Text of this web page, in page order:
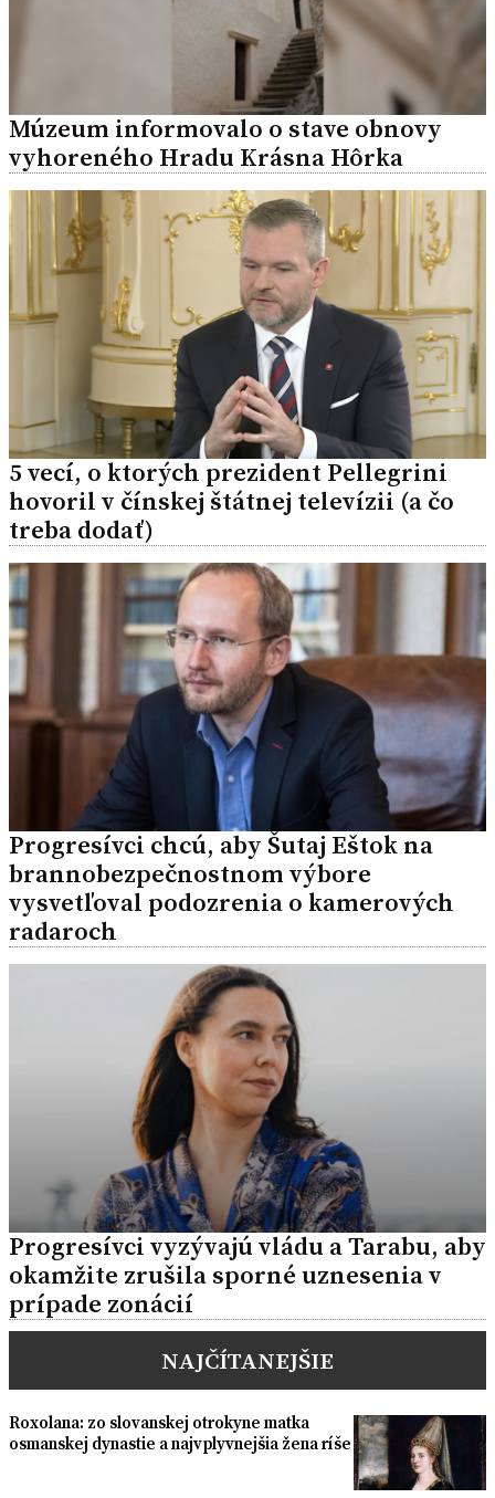
Múzeum informovalo o stave obnovy
vyhoreného Hradu Krásna Hôrka
5 vecí, o ktorých prezident Pellegrini
hovoril v čínskej štátnej televízii (a čo
treba dodať)
Progresívci chcú, aby Šutaj Eštok na
brannobezpečnostnom výbore
vysvetľoval podozrenia o kamerových
radaroch
Progresívci vyzývajú vládu a Tarabu, aby
okamžite zrušila sporné uznesenia v
prípade zonácií
NAJČÍTANEJŠIE
Roxolana: zo slovanskej otrokyne matka
osmanskej dynastie a najvplyvnejšia žena ríše